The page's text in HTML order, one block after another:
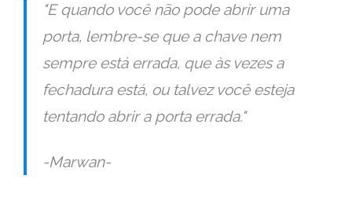
"E quando você não pode abrir uma
porta, lembre-se que a chave nem
sempre está errada, que às vezes a
fechadura está, ou talvez você esteja
tentando abrir a porta errada."
-Marwan-